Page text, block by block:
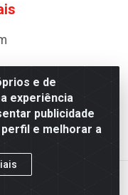
e de
experiência
publicidade
e melhorar a
LTDA - BA-052,
000 - CNPJ
75